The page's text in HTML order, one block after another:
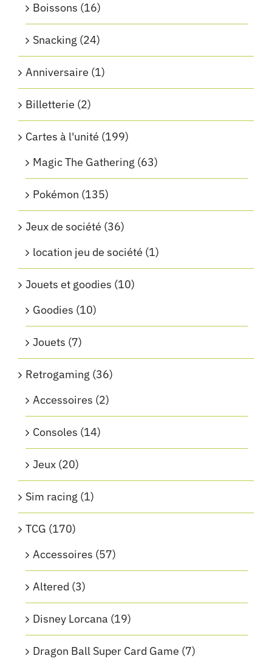
Boissons (16)
Snacking (24)
Anniversaire (1)
Billetterie (2)
Cartes à l'unité (199)
Magic The Gathering (63)
Pokémon (135)
Jeux de société (36)
location jeu de société (1)
Jouets et goodies (10)
Goodies (10)
Jouets (7)
Retrogaming (36)
Accessoires (2)
Consoles (14)
Jeux (20)
Sim racing (1)
TCG (170)
Accessoires (57)
Altered (3)
Disney Lorcana (19)
Dragon Ball Super Card Game (7)